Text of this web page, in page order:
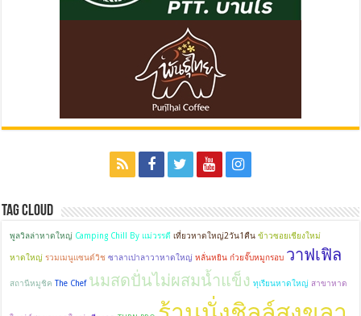
Tag Cloud
พูลวิลล่าหาดใหญ่ Camping Chill By แม่วรรดี เที่ยวหาดใหญ่2วัน1คืน ข้าวซอยเชียงใหม่
หาดใหญ่ รวมเมนูแซนด์วิช ซาลาเปาลาวาหาดใหญ่ หลั่นหยิน ก๋วยจั๊บหมูกรอบ วาฟเฟิล
สถานีหมูชิค The Chef นมสดปั่นไม่ผสมน้ำแข็ง ทุเรียนหาดใหญ่ สาขาหาด